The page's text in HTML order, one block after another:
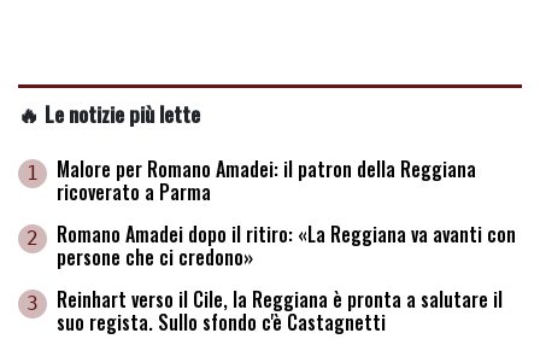
🔥 Le notizie più lette
1 Malore per Romano Amadei: il patron della Reggiana
ricoverato a Parma
2 Romano Amadei dopo il ritiro: «La Reggiana va avanti con
persone che ci credono»
3 Reinhart verso il Cile, la Reggiana è pronta a salutare il
suo regista. Sullo sfondo c'è Castagnetti